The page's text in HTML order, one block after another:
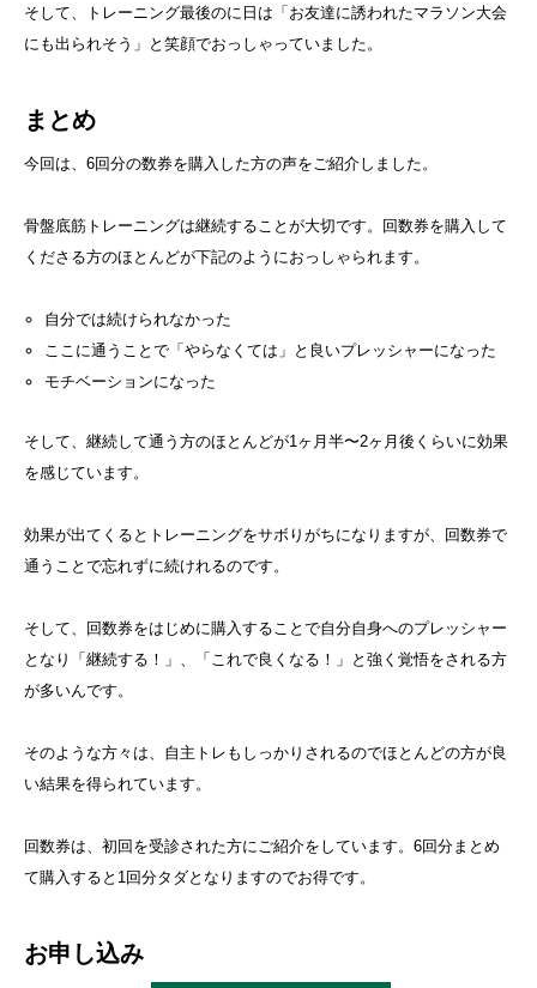
そして、トレーニング最後のに日は「お友達に誘われたマラソン大会
にも出られそう」と笑顔でおっしゃっていました。
まとめ
今回は、6回分の数券を購入した方の声をご紹介しました。
骨盤底筋トレーニングは継続することが大切です。回数券を購入して
くださる方のほとんどが下記のようにおっしゃられます。
自分では続けられなかった
ここに通うことで「やらなくては」と良いプレッシャーになった
モチベーションになった
そして、継続して通う方のほとんどが1ヶ月半〜2ヶ月後くらいに効果
を感じています。
効果が出てくるとトレーニングをサボりがちになりますが、回数券で
通うことで忘れずに続けれるのです。
そして、回数券をはじめに購入することで自分自身へのプレッシャー
となり「継続する！」、「これで良くなる！」と強く覚悟をされる方
が多いんです。
そのような方々は、自主トレもしっかりされるのでほとんどの方が良
い結果を得られています。
回数券は、初回を受診された方にご紹介をしています。6回分まとめ
て購入すると1回分タダとなりますのでお得です。
お申し込み